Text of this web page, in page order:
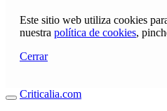
Este sitio web utiliza cookies
nuestra política de cookies,
Cerrar
Criticalia.com